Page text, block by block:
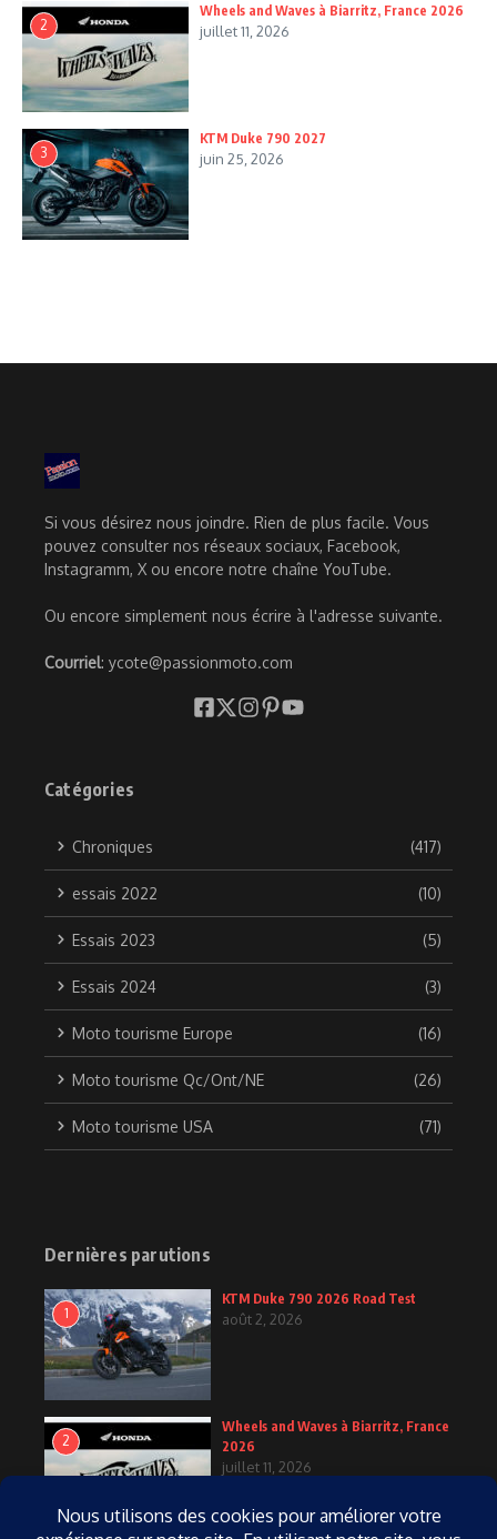
2
Wheels and Waves à Biarritz, France 2026
juillet 11, 2026
3
KTM Duke 790 2027
juin 25, 2026
Si vous désirez nous joindre. Rien de plus facile. Vous
pouvez consulter nos réseaux sociaux, Facebook,
Instagramm, X ou encore notre chaîne YouTube.
Ou encore simplement nous écrire à l'adresse suivante.
Courriel: ycote@passionmoto.com
Catégories
Chroniques (417)
essais 2022 (10)
Essais 2023 (5)
Essais 2024 (3)
Moto tourisme Europe (16)
Moto tourisme Qc/Ont/NE (26)
Moto tourisme USA (71)
Dernières parutions
1
KTM Duke 790 2026 Road Test
août 2, 2026
2
Wheels and Waves à Biarritz, France
2026
juillet 11, 2026